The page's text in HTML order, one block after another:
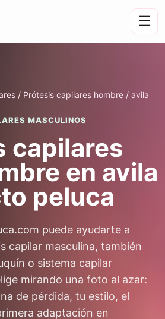
☰
/ Prótesis capilares hombre / avila
MASCULINOS
capilares
en avila
peluca
puede ayudarte a
capilar masculina, también
o sistema capilar
mirando una foto al azar:
de pérdida, tu estilo, el
adaptación en